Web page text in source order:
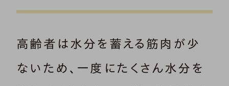
高齢者は水分を蓄える筋肉が少
ないため、一度にたくさん水分を